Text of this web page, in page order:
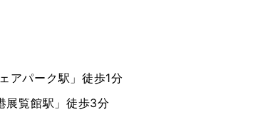
アパーク駅」徒歩1分
展覧館駅」徒歩3分